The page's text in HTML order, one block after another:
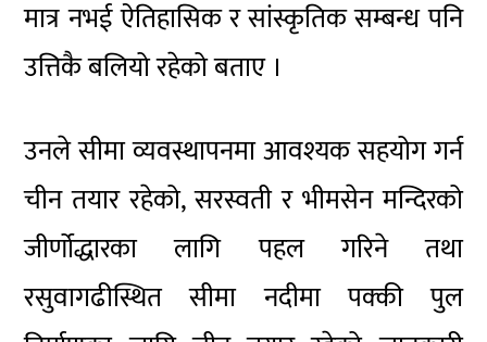
मात्र नभई ऐतिहासिक र सांस्कृतिक सम्बन्ध पनि
उत्तिकै बलियो रहेको बताए ।
उनले सीमा व्यवस्थापनमा आवश्यक सहयोग गर्न
चीन तयार रहेको, सरस्वती र भीमसेन मन्दिरको
जीर्णोद्धारका लागि पहल गरिने तथा
रसुवागढीस्थित सीमा नदीमा पक्की पुल